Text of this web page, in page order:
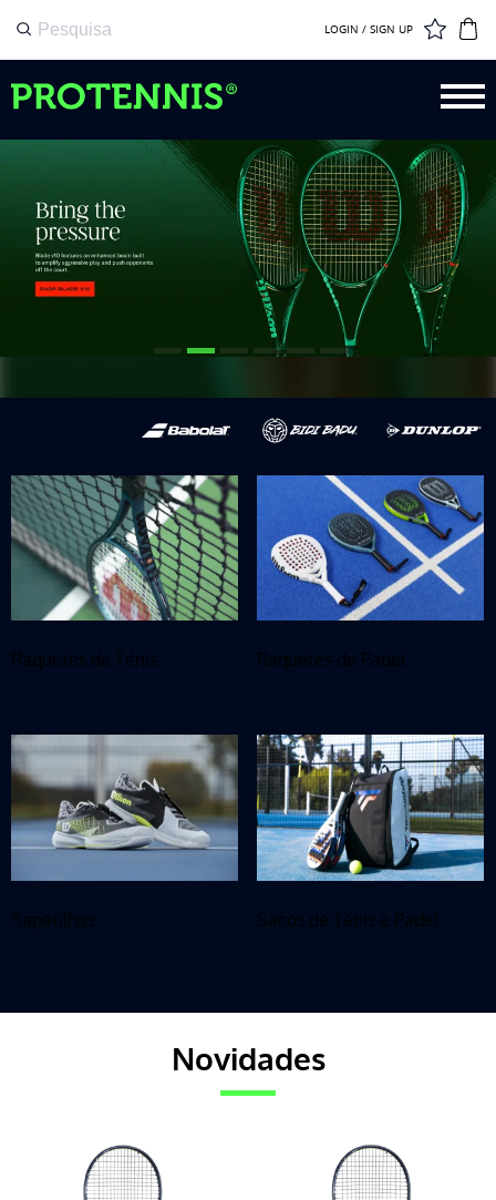
LOGIN / SIGN UP
Raquetes de Ténis Raquetes de Padel
Sapatilhas Sacos de Ténis e Padel
Novidades